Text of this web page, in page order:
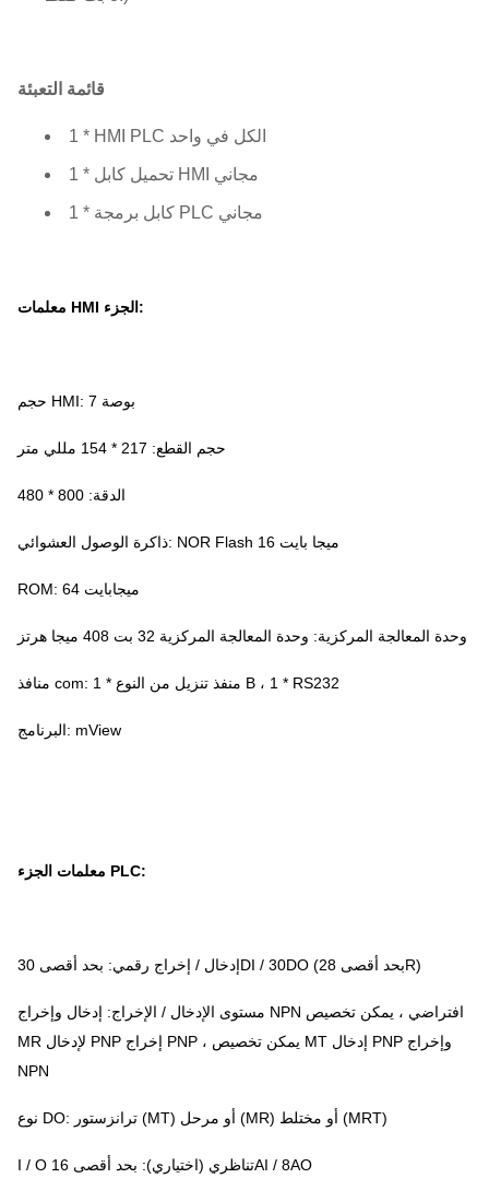
قائمة التعبئة
1 * HMI PLC الكل في واحد
1 * تحميل كابل HMI مجاني
1 * كابل برمجة PLC مجاني
معلمات HMI الجزء:
حجم HMI: 7 بوصة
حجم القطع: 217 * 154 مللي متر
الدقة: 800 * 480
ذاكرة الوصول العشوائي: NOR Flash 16 ميجا بايت
ROM: 64 ميجابايت
وحدة المعالجة المركزية: وحدة المعالجة المركزية 32 بت 408 ميجا هرتز
منافذ com: 1 * منفذ تنزيل من النوع B ، 1 * RS232
البرنامج: mView
معلمات الجزء PLC:
إدخال / إخراج رقمي: بحد أقصى 30DI / 30DO (بحد أقصى 28R)
مستوى الإدخال / الإخراج: إدخال وإخراج NPN افتراضي ، يمكن تخصيص
MR لإدخال PNP إخراج PNP ، يمكن تخصيص MT إدخال PNP وإخراج
NPN
نوع DO: ترانزستور (MT) أو مرحل (MR) أو مختلط (MRT)
I / O تناظري (اختياري): بحد أقصى 16AI / 8AO